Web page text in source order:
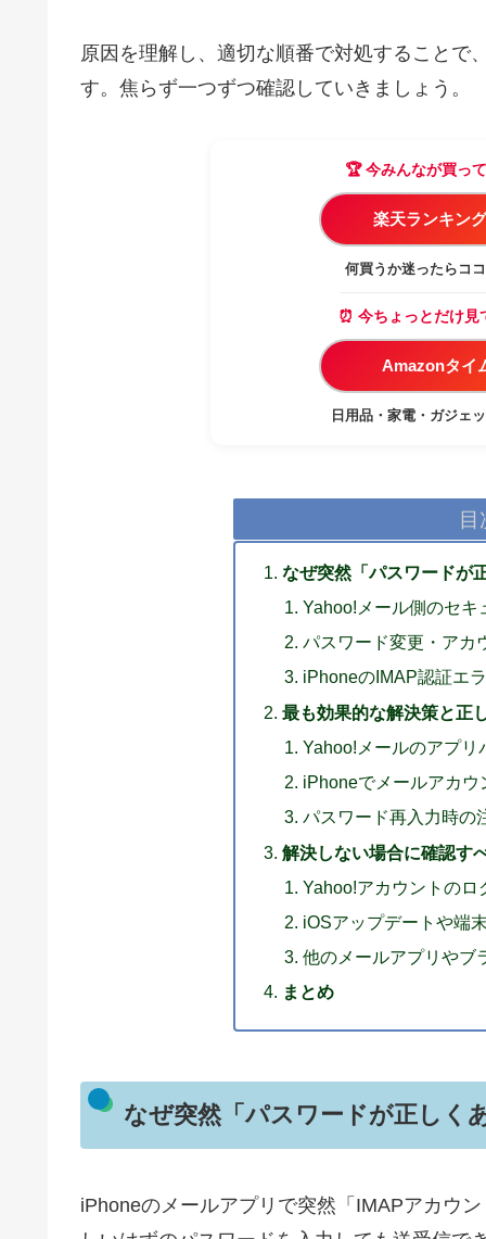
原因を理解し、適切な順番で対処することで
す。焦らず一つずつ確認していきましょう。
🏆 今みんなが買っ
楽天ランキン
何買うか迷ったらコ
⏰ 今ちょっとだけ
Amazonタイ
日用品・家電・ガジェ
目
なぜ突然「パスワードが
Yahoo!メール側のセ
パスワード変更・アカ
iPhoneのIMAP認証エ
最も効果的な解決策と正
Yahoo!メールのアプ
iPhoneでメールアカ
パスワード再入力時の
解決しない場合に確認す
Yahoo!アカウントの
iOSアップデートや端
他のメールアプリやブ
まとめ
なぜ突然「パスワードが正しく
iPhoneのメールアプリで突然「IMAPアカウ